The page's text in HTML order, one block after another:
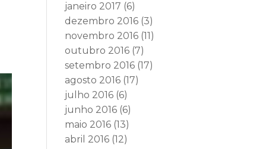
janeiro 2017 (6)
dezembro 2016 (3)
novembro 2016 (11)
outubro 2016 (7)
setembro 2016 (17)
agosto 2016 (17)
julho 2016 (6)
junho 2016 (6)
maio 2016 (13)
abril 2016 (12)